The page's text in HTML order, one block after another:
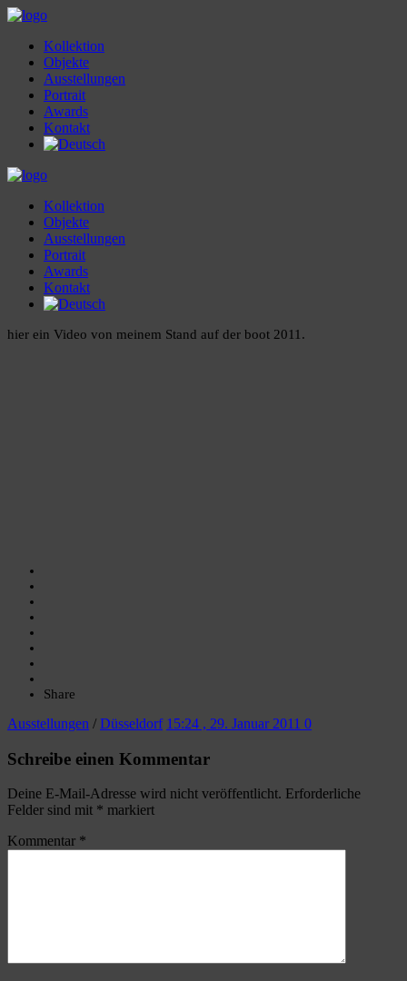
Kollektion
Objekte
Ausstellungen
Portrait
Awards
Kontakt
Kollektion
Objekte
Ausstellungen
Portrait
Awards
Kontakt
hier ein Video von meinem Stand auf der boot 2011.
Share
Ausstellungen / Düsseldorf 15:24 , 29. Januar 2011 0
Schreibe einen Kommentar
Deine E-Mail-Adresse wird nicht veröffentlicht. Erforderliche
Felder sind mit * markiert
Kommentar *